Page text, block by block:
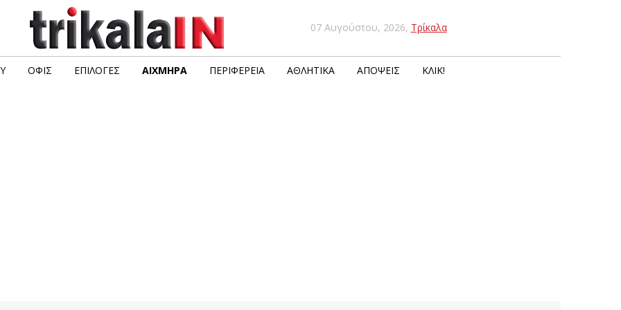
07 Αυγούστου, 2026, Τρίκαλα
ΟΦΙΣ ΕΠΙΛΟΓΈΣ ΑΙΧΜΗΡΆ ΠΕΡΙΦΈΡΕΙΑ ΑΘΛΗΤΙΚΆ ΑΠΌΨΕΙΣ ΚΛΙΚ!